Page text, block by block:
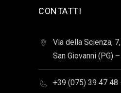
CONTATTI
Via della Scienza,
San Giovanni (PG)
+39 (075) 39 47 48